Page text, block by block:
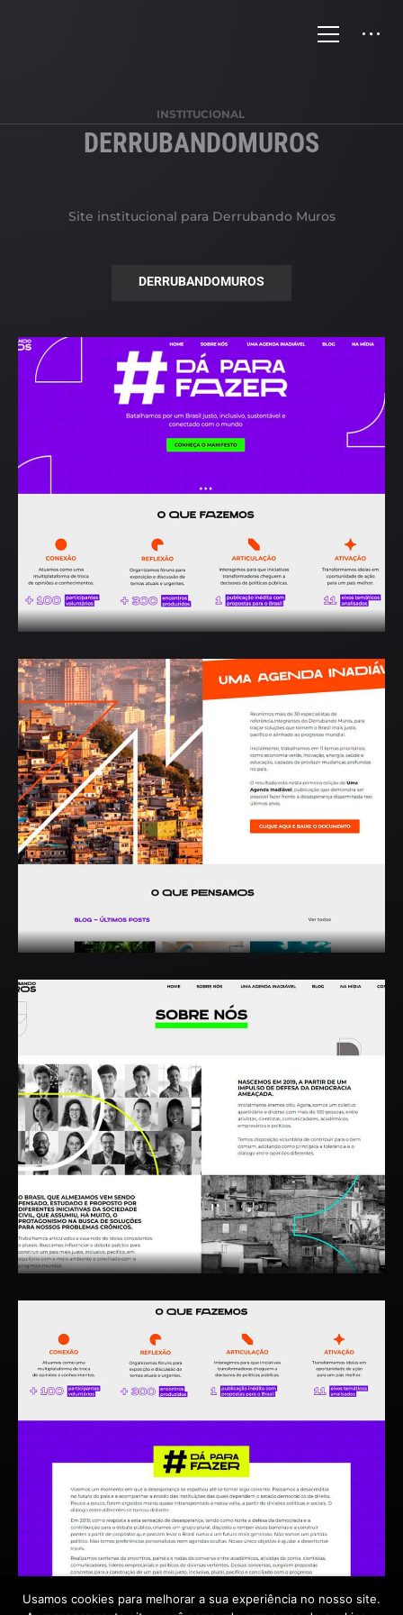
INSTITUCIONAL
DERRUBANDOMUROS
Site institucional para Derrubando Muros
DERRUBANDOMUROS
Usamos cookies para melhorar a sua experiência no nosso site.